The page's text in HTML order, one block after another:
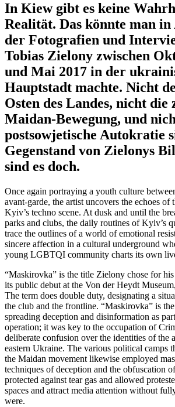
In Kiew gibt es keine
Realität. Das könnte man
der Fotografien und
Tobias Zielony zwischen
und Mai 2017 in der
Hauptstadt machte. Nicht
Osten des Landes, nicht die
Maidan-Bewegung, und
postsowjetische Autokratie
Gegenstand von Zielonys
sind es doch.
Once again portraying a youth culture
avant-garde, the artist uncovers the echoes of
Kyiv’s techno scene. At dusk and until the
parks and clubs, the daily routines of Kyiv’s
trace the outlines of a world of emotional
sincere affection in a cultural underground
young LGBTQI community charts its own
“Maskirovka” is the title Zielony chose for
its public debut at the Von der Heydt
The term does double duty, designating a
the club and the frontline. “Maskirovka” is
spreading deception and disinformation as
operation; it was key to the occupation of
deliberate confusion over the identities of the
eastern Ukraine. The various political camps
the Maidan movement likewise employed
techniques of deception and the obfuscation
protected against tear gas and allowed
spaces and attract media attention without
were.